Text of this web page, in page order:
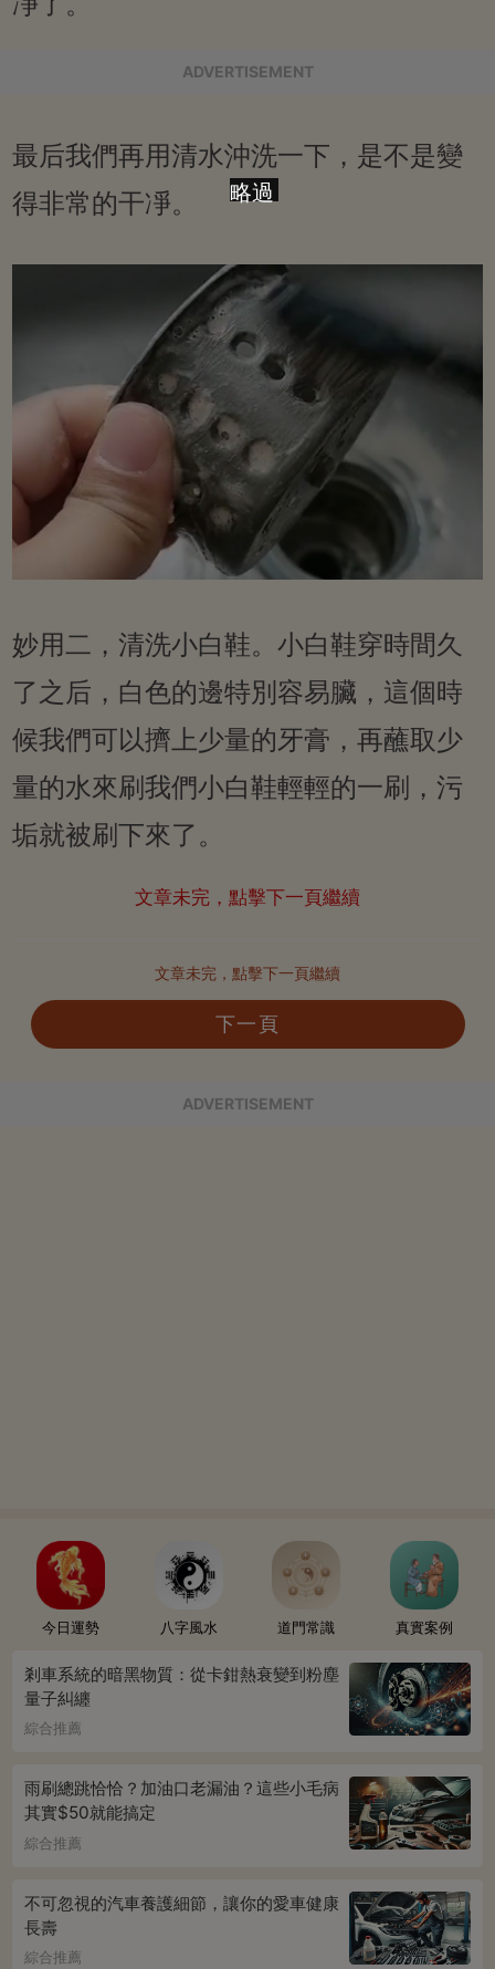
ADVERTISEMENT
最后我們再用清水沖洗一下，是不是變
得非常的干凈。
妙用二，清洗小白鞋。小白鞋穿時間久
了之后，白色的邊特別容易臟，這個時
候我們可以擠上少量的牙膏，再蘸取少
量的水來刷我們小白鞋輕輕的一刷，污
垢就被刷下來了。
文章未完，點擊下一頁繼續
文章未完，點擊下一頁繼續
下一頁
ADVERTISEMENT
今日運勢 八字風水 道門常識 真實案例
剎車系統的暗黑物質：從卡鉗熱衰變到粉塵
量子糾纏
綜合推薦
雨刷總跳恰恰？加油口老漏油？這些小毛病
其實$50就能搞定
綜合推薦
不可忽視的汽車養護細節，讓你的愛車健康
長壽
綜合推薦
略過